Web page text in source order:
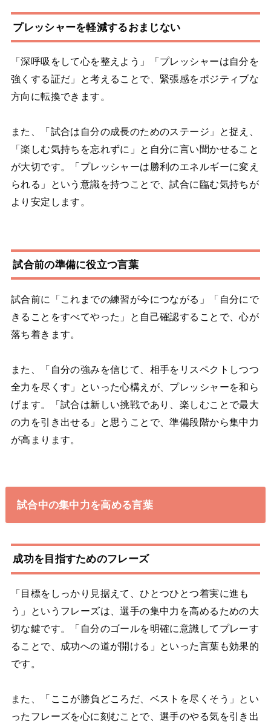
プレッシャーを軽減するおまじない
「深呼吸をして心を整えよう」「プレッシャーは自分を
強くする証だ」と考えることで、緊張感をポジティブな
方向に転換できます。
また、「試合は自分の成長のためのステージ」と捉え、
「楽しむ気持ちを忘れずに」と自分に言い聞かせること
が大切です。「プレッシャーは勝利のエネルギーに変え
られる」という意識を持つことで、試合に臨む気持ちが
より安定します。
試合前の準備に役立つ言葉
試合前に「これまでの練習が今につながる」「自分にで
きることをすべてやった」と自己確認することで、心が
落ち着きます。
また、「自分の強みを信じて、相手をリスペクトしつつ
全力を尽くす」といった心構えが、プレッシャーを和ら
げます。「試合は新しい挑戦であり、楽しむことで最大
の力を引き出せる」と思うことで、準備段階から集中力
が高まります。
試合中の集中力を高める言葉
成功を目指すためのフレーズ
「目標をしっかり見据えて、ひとつひとつ着実に進も
う」というフレーズは、選手の集中力を高めるための大
切な鍵です。「自分のゴールを明確に意識してプレーす
ることで、成功への道が開ける」といった言葉も効果的
です。
また、「ここが勝負どころだ、ベストを尽くそう」とい
ったフレーズを心に刻むことで、選手のやる気を引き出